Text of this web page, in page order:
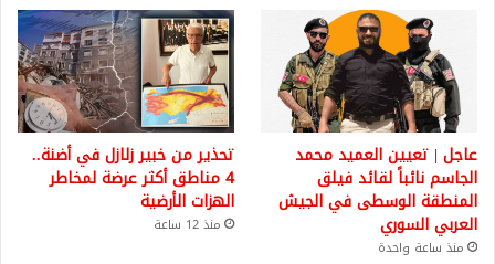
عاجل | تعيين العميد محمد
الجاسم نائباً لقائد فيلق
المنطقة الوسطى في الجيش
العربي السوري
منذ ساعة واحدة
تحذير من خبير زلازل في أضنة..
4 مناطق أكثر عرضة لمخاطر
الهزات الأرضية
منذ 12 ساعة